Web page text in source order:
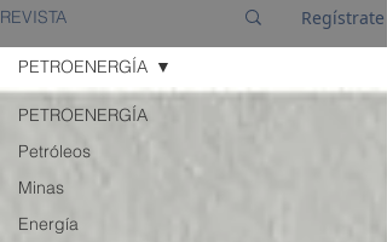
REVISTA Regístrate
PETROENERGÍA
Petróleos
Minas
Energía
PETROENERGÍA